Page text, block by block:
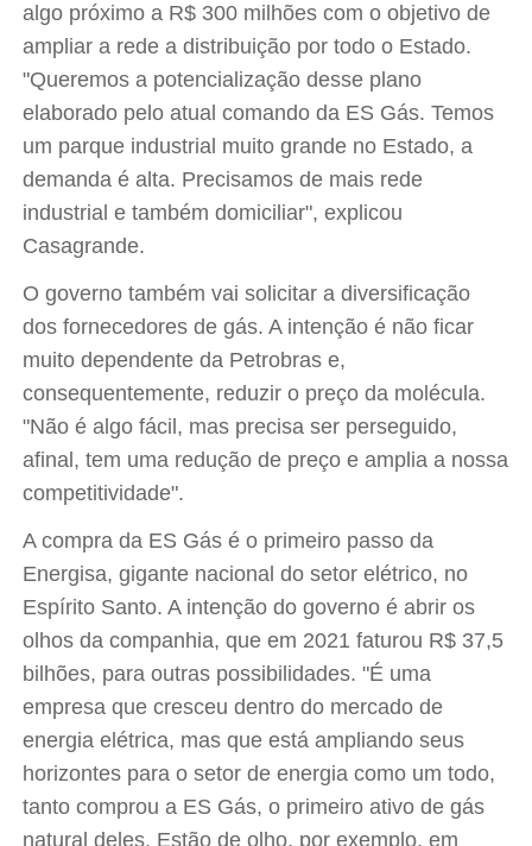
algo próximo a R$ 300 milhões com o objetivo de
ampliar a rede a distribuição por todo o Estado.
"Queremos a potencialização desse plano
elaborado pelo atual comando da ES Gás. Temos
um parque industrial muito grande no Estado, a
demanda é alta. Precisamos de mais rede
industrial e também domiciliar", explicou
Casagrande.
O governo também vai solicitar a diversificação
dos fornecedores de gás. A intenção é não ficar
muito dependente da Petrobras e,
consequentemente, reduzir o preço da molécula.
"Não é algo fácil, mas precisa ser perseguido,
afinal, tem uma redução de preço e amplia a nossa
competitividade".
A compra da ES Gás é o primeiro passo da
Energisa, gigante nacional do setor elétrico, no
Espírito Santo. A intenção do governo é abrir os
olhos da companhia, que em 2021 faturou R$ 37,5
bilhões, para outras possibilidades. "É uma
empresa que cresceu dentro do mercado de
energia elétrica, mas que está ampliando seus
horizontes para o setor de energia como um todo,
tanto comprou a ES Gás, o primeiro ativo de gás
natural deles. Estão de olho, por exemplo, em